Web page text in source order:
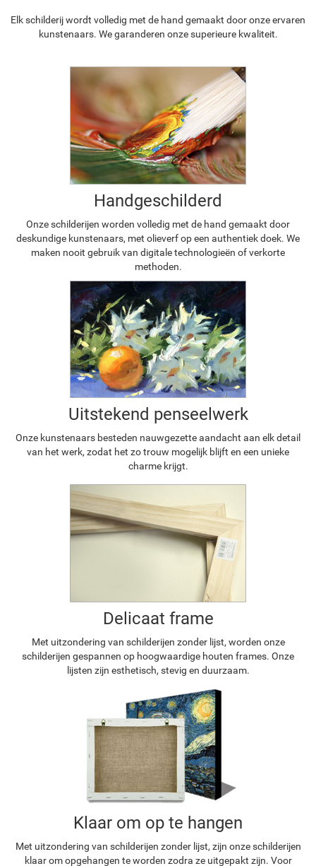
Elk schilderij wordt volledig met de hand gemaakt door onze ervaren
kunstenaars. We garanderen onze superieure kwaliteit.
Handgeschilderd
Onze schilderijen worden volledig met de hand gemaakt door
deskundige kunstenaars, met olieverf op een authentiek doek. We
maken nooit gebruik van digitale technologieën of verkorte
methoden.
Uitstekend penseelwerk
Onze kunstenaars besteden nauwgezette aandacht aan elk detail
van het werk, zodat het zo trouw mogelijk blijft en een unieke
charme krijgt.
Delicaat frame
Met uitzondering van schilderijen zonder lijst, worden onze
schilderijen gespannen op hoogwaardige houten frames. Onze
lijsten zijn esthetisch, stevig en duurzaam.
Klaar om op te hangen
Met uitzondering van schilderijen zonder lijst, zijn onze schilderijen
klaar om opgehangen te worden zodra ze uitgepakt zijn. Voor